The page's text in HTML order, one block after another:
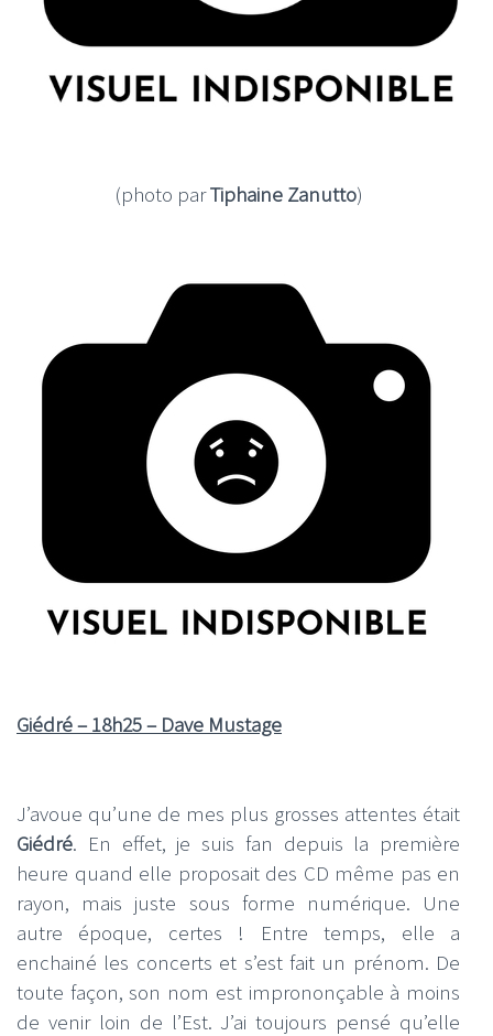
(photo parTiphaine Zanutto)
Giédré – 18h25 – Dave Mustage
J’avoue qu’une de mes plus grosses attentes était
Giédré. En effet, je suis fan depuis la première
heure quand elle proposait des CD même pas en
rayon, mais juste sous forme numérique. Une
autre époque, certes ! Entre temps, elle a
enchainé les concerts et s’est fait un prénom. De
toute façon, son nom est imprononçable à moins
de venir loin de l’Est. J’ai toujours pensé qu’elle